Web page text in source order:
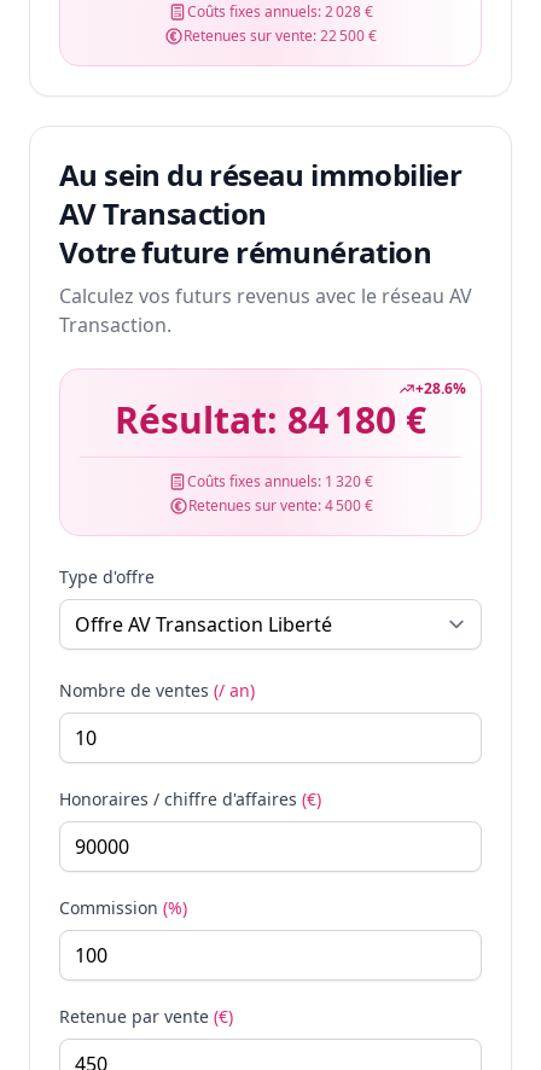
Coûts fixes annuels:2 028 €
Retenues sur vente:22 500 €
Au sein du réseau immobilier
AV Transaction
Votre future rémunération
Calculez vos futurs revenus avec le réseau AV
Transaction.
+28.6%
Résultat: 84 180 €
Coûts fixes annuels: 1 320 €
Retenues sur vente:4 500 €
Type d'offre
Nombre de ventes (/ an)
Honoraires / chiffre d'affaires (€)
Commission (%)
Retenue par vente (€)